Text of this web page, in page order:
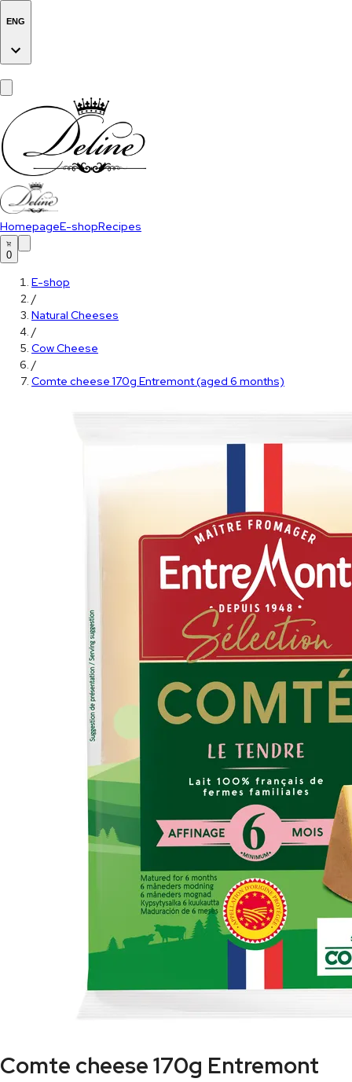
ENG
HomepageE-shopRecipes
0
E-shop
/
Natural Cheeses
/
Cow Cheese
/
Comte cheese 170g Entremont (aged 6 months)
Comte cheese 170g Entremont